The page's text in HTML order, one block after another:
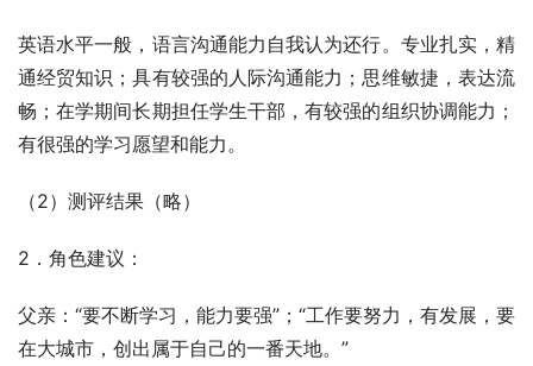
英语水平一般，语言沟通能力自我认为还行。专业扎实，精
通经贸知识；具有较强的人际沟通能力；思维敏捷，表达流
畅；在学期间长期担任学生干部，有较强的组织协调能力；
有很强的学习愿望和能力。
（2）测评结果（略）
2．角色建议：
父亲：“要不断学习，能力要强”；“工作要努力，有发展，要
在大城市，创出属于自己的一番天地。”